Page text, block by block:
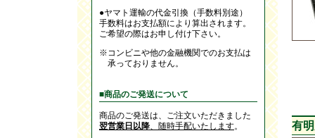
●ヤマト運輸の代金引換（手数料別途）
手数料はお支払額により算出されます。
ご希望の際はお申し付け下さい。
※コンビニや他の金融機関でのお支払は
承っておりません。
■商品のご発送について
商品のご発送は、ご注文いただきました
翌営業日以降、随時手配いたします。 有